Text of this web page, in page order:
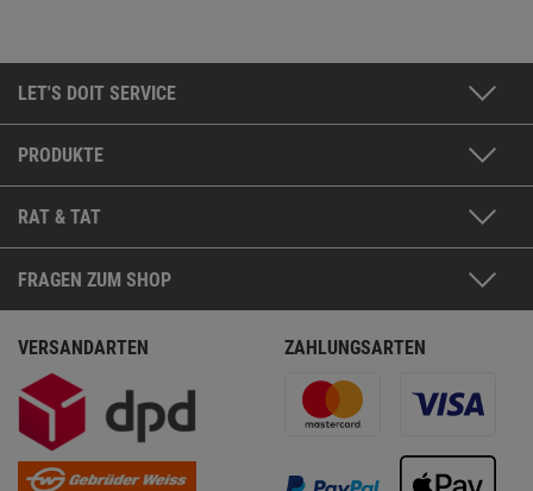
LET'S DOIT SERVICE
PRODUKTE
RAT & TAT
FRAGEN ZUM SHOP
VERSANDARTEN ZAHLUNGSARTEN